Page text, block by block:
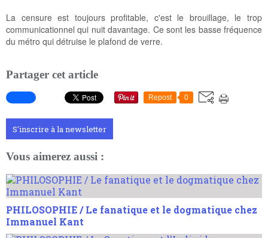
La censure est toujours profitable, c'est le brouillage, le trop
communicationnel qui nuit davantage. Ce sont les basse fréquence
du métro qui détruise le plafond de verre.
Partager cet article
Repost 0
S'inscrire à la newsletter
Vous aimerez aussi :
PHILOSOPHIE / Le fanatique et le dogmatique chez
Immanuel Kant